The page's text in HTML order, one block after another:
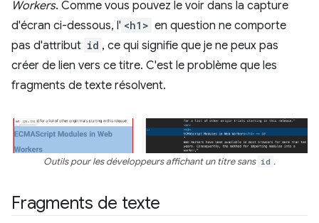
Workers. Comme vous pouvez le voir dans la capture
d'écran ci-dessous, l' <h1> en question ne comporte
pas d'attribut id , ce qui signifie que je ne peux pas
créer de lien vers ce titre. C'est le problème que les
fragments de texte résolvent.
Outils pour les développeurs affichant un titre sans id .
Fragments de texte